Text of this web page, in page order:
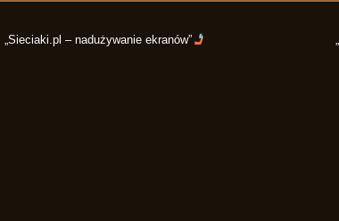
– nadużywanie ekranów”